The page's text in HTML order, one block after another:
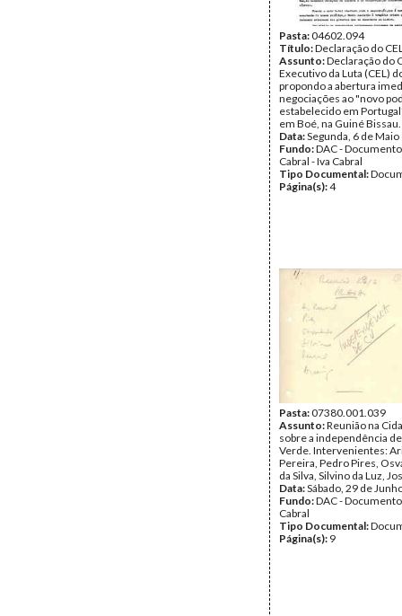
Pasta:04602.094
Título:Declaração do
Assunto:Declaração do
Executivo da Luta (CEL)
propondo a abertura
negociações ao "novo
estabelecido em
em Boé, na Guiné Bissau.
Data:Segunda, 6 de
Fundo:DAC -
Cabral - Iva Cabral
Tipo Documental:
Página(s):4
Pasta:07380.001.039
Assunto:Reunião na
sobre a independência
Verde. Intervenientes:
Pereira, Pedro Pires,
da Silva, Silvino da Luz,
Data:Sábado, 29 de
Fundo:DAC -
Cabral
Tipo Documental:
Página(s): 9